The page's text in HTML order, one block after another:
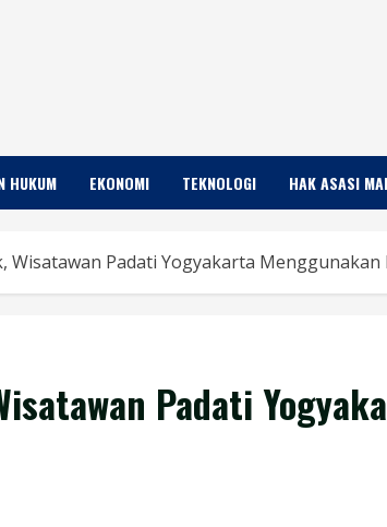
HUKUM EKONOMI TEKNOLOGI HAK ASASI
Wisatawan Padati Yogyakarta Menggunakan
Padati